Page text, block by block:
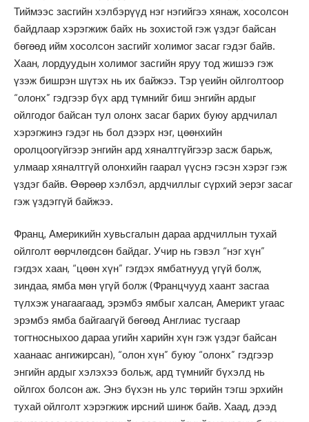
Тиймээс засгийн хэлбэрүүд нэг нэгийгээ хянаж, хосолсон
байдлаар хэрэгжиж байх нь зохистой гэж үздэг байсан
бөгөөд ийм хосолсон засгийг холимог засаг гэдэг байв.
Хаан, лордуудын холимог засгийн яруу тод жишээ гэж
үзэж бишрэн шүтэх нь их байжээ. Тэр үеийн ойлголтоор
“олонх” гэдгээр бүх ард түмнийг биш энгийн ардыг
ойлгодог байсан тул олонх засаг барих буюу ардчилал
хэрэгжинэ гэдэг нь бол дээрх нэг, цөөнхийн
оролцоогүйгээр энгийн ард хяналтгүйгээр засж барьж,
улмаар хяналтгүй олонхийн гаарал үүснэ гэсэн хэрэг гэж
үздэг байв. Өөрөөр хэлбэл, ардчиллыг сүрхий эерэг засаг
гэж үздэггүй байжээ.
Франц, Америкийн хувьсгалын дараа ардчиллын тухай
ойлголт өөрчлөгдсөн байдаг. Учир нь гэвэл “нэг хүн”
гэгдэх хаан, “цөөн хүн” гэгдэх ямбатнууд үгүй болж,
зиндаа, ямба мөн үгүй болж (Францчууд хаант засгаа
түлхэж унагаагаад, эрэмбэ ямбыг халсан, Америкт угаас
эрэмбэ ямба байгаагүй бөгөөд Англиас тусгаар
тогтносныхоо дараа угийн харийн хүн гэж үздэг байсан
хаанаас ангижирсан), “олон хүн” буюу “олонх” гэдгээр
энгийн ардыг хэлэхээ больж, ард түмнийг бүхэлд нь
ойлгох болсон аж. Энэ бүхэн нь улс төрийн тэгш эрхийн
тухай ойлголт хэрэгжиж ирсний шинж байв. Хаад, дээд